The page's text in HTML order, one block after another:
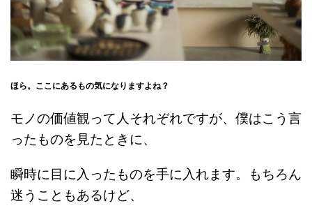
ほら。ここにあるもの気になりますよね？
モノの価値観って人それぞれですが、僕はこう言
ったものを見たときに、
瞬時に目に入ったものを手に入れます。もちろん
迷うこともあるけど、